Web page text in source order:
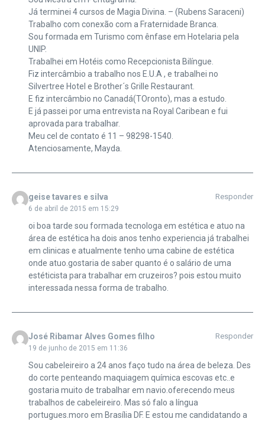
Já terminei 4 cursos de Magia Divina. – (Rubens Saraceni)
Trabalho com conexão com a Fraternidade Branca.
Sou formada em Turismo com ênfase em Hotelaria pela
UNIP.
Trabalhei em Hotéis como Recepcionista Bilíngue.
Fiz intercâmbio a trabalho nos E.U.A , e trabalhei no
Silvertree Hotel e Brother´s Grille Restaurant.
E fiz intercâmbio no Canadá(TOronto), mas a estudo.
E já passei por uma entrevista na Royal Caribean e fui
aprovada para trabalhar.
Meu cel de contato é 11 – 98298-1540.
Atenciosamente, Mayda.
geise tavares e silva
6 de abril de 2015 em 15:29
Responder
oi boa tarde sou formada tecnologa em estética e atuo na
área de estética ha dois anos tenho experiencia já trabalhei
em clinicas e atualmente tenho uma cabine de estética
onde atuo.gostaria de saber quanto é o salário de uma
estéticista para trabalhar em cruzeiros? pois estou muito
interessada nessa forma de trabalho.
José Ribamar Alves Gomes filho
19 de junho de 2015 em 11:36
Responder
Sou cabeleireiro a 24 anos faço tudo na área de beleza. Des
do corte penteando maquiagem química escovas etc..e
gostaria muito de trabalhar em navio.oferecendo meus
trabalhos de cabeleireiro. Mas só falo a língua
portugues.moro em Brasília DF. E estou me candidatando a